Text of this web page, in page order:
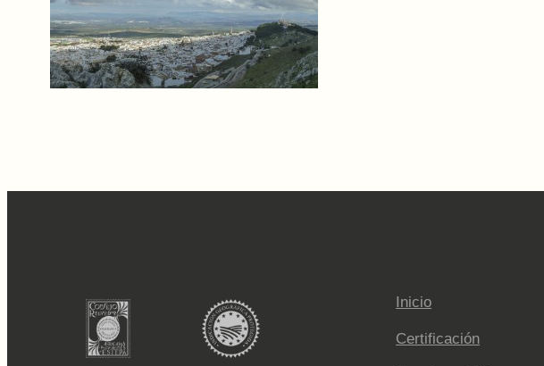
Inicio
Certificación